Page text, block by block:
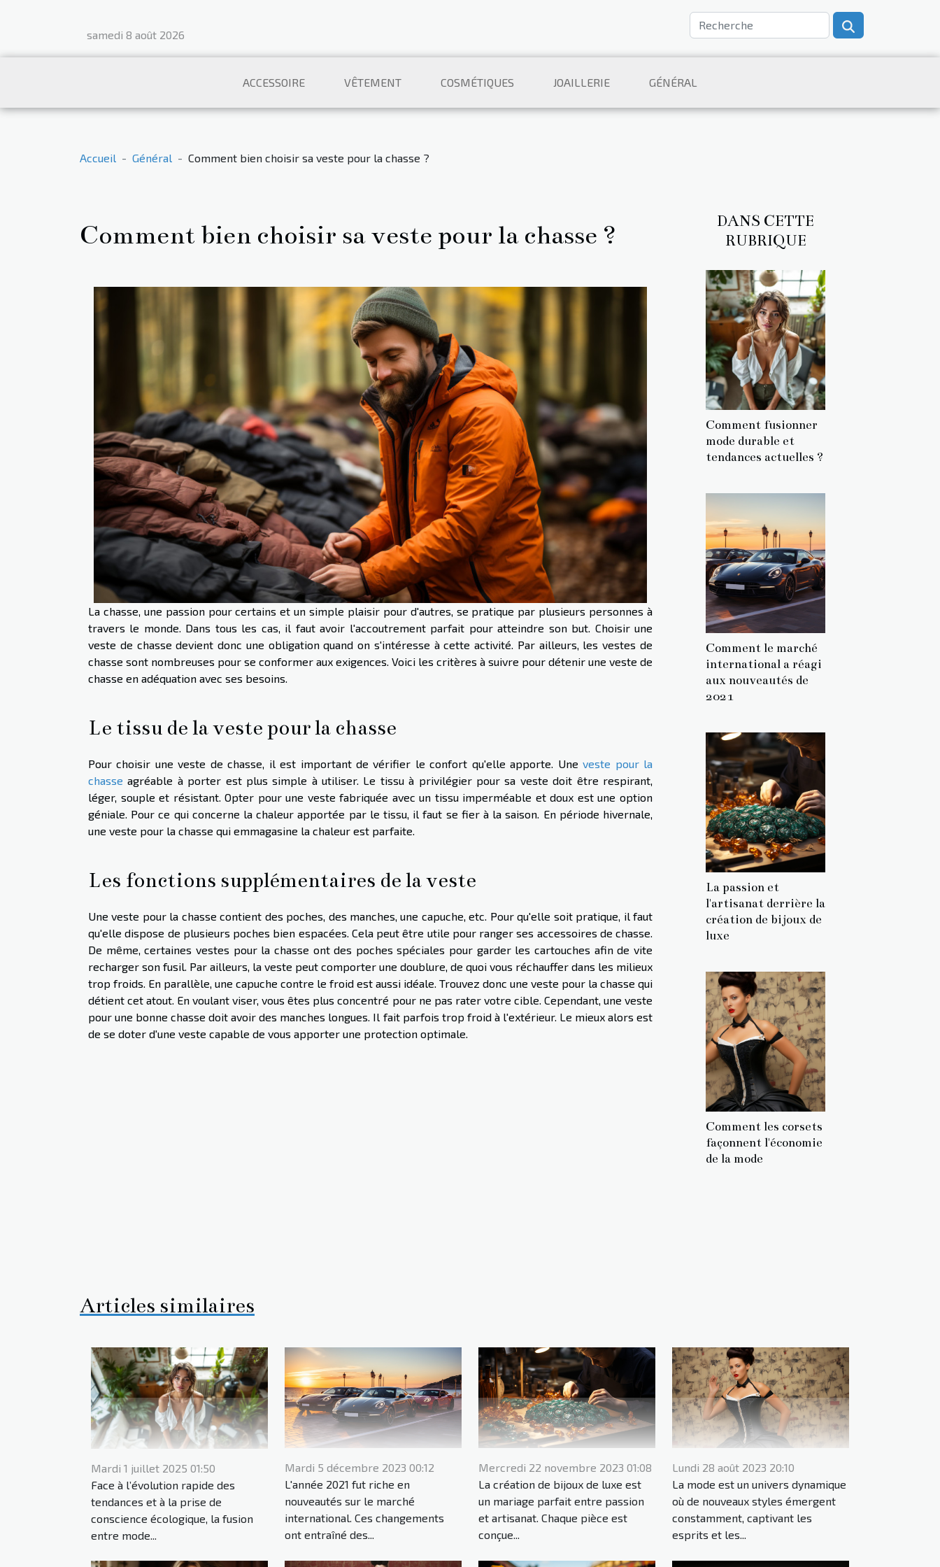
samedi 8 août 2026
ACCESSOIRE VÊTEMENT COSMÉTIQUES JOAILLERIE GÉNÉRAL
Accueil Général Comment bien choisir sa veste pour la chasse ?
Comment bien choisir sa veste pour la chasse ?
La chasse, une passion pour certains et un simple plaisir pour d'autres, se pratique par plusieurs personnes à
travers le monde. Dans tous les cas, il faut avoir l'accoutrement parfait pour atteindre son but. Choisir une
veste de chasse devient donc une obligation quand on s'intéresse à cette activité. Par ailleurs, les vestes de
chasse sont nombreuses pour se conformer aux exigences. Voici les critères à suivre pour détenir une veste de
chasse en adéquation avec ses besoins.
Le tissu de la veste pour la chasse
Pour choisir une veste de chasse, il est important de vérifier le confort qu'elle apporte. Uneveste pour la
chasse agréable à porter est plus simple à utiliser. Le tissu à privilégier pour sa veste doit être respirant,
léger, souple et résistant. Opter pour une veste fabriquée avec un tissu imperméable et doux est une option
géniale. Pour ce qui concerne la chaleur apportée par le tissu, il faut se fier à la saison. En période hivernale,
une veste pour la chasse qui emmagasine la chaleur est parfaite.
Les fonctions supplémentaires de la veste
Une veste pour la chasse contient des poches, des manches, une capuche, etc. Pour qu'elle soit pratique, il faut
qu'elle dispose de plusieurs poches bien espacées. Cela peut être utile pour ranger ses accessoires de chasse.
De même, certaines vestes pour la chasse ont des poches spéciales pour garder les cartouches afin de vite
recharger son fusil. Par ailleurs, la veste peut comporter une doublure, de quoi vous réchauffer dans les milieux
trop froids. En parallèle, une capuche contre le froid est aussi idéale. Trouvez donc une veste pour la chasse qui
détient cet atout. En voulant viser, vous êtes plus concentré pour ne pas rater votre cible. Cependant, une veste
pour une bonne chasse doit avoir des manches longues. Il fait parfois trop froid à l'extérieur. Le mieux alors est
de se doter d'une veste capable de vous apporter une protection optimale.
DANS CETTE
RUBRIQUE
Comment fusionner
mode durable et
tendances actuelles ?
Comment le marché
international a réagi
aux nouveautés de
2021
La passion et
l'artisanat derrière la
création de bijoux de
luxe
Comment les corsets
façonnent l'économie
de la mode
Articles similaires
Mardi 1 juillet 2025 01:50
Face à l’évolution rapide des
tendances et à la prise de
conscience écologique, la fusion
entre mode...
Mardi 5 décembre 2023 00:12
L'année 2021 fut riche en
nouveautés sur le marché
international. Ces changements
ont entraîné des...
Mercredi 22 novembre 2023 01:08
La création de bijoux de luxe est
un mariage parfait entre passion
et artisanat. Chaque pièce est
conçue...
Lundi 28 août 2023 20:10
La mode est un univers dynamique
où de nouveaux styles émergent
constamment, captivant les
esprits et les...